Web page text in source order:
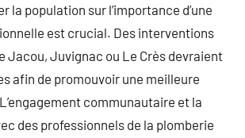
la population sur l’importance d’une
est crucial. Des interventions
Jacou, Juvignac ou Le Crès devraient
afin de promouvoir une meilleure
communautaire et la
des professionnels de la plomberie